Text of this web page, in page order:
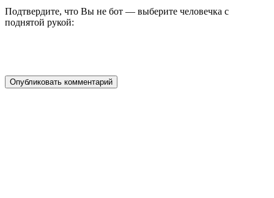
Подтвердите, что Вы не бот — выберите человечка с
поднятой рукой: